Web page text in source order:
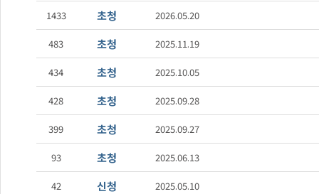
1433 초청 2026.05.20
483 초청 2025.11.19
434 초청 2025.10.05
428 초청 2025.09.28
399 초청 2025.09.27
93 초청 2025.06.13
42 신청 2025.05.10